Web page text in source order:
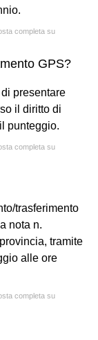
completa su
GPS?
presentare
il diritto di
punteggio.
completa su
trasferimento
nota n.
tramite
alle ore
completa su